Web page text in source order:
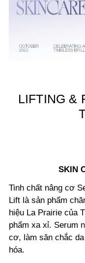
LIFTING &
SKIN
Tinh chất nâng cơ
Lift là sản phẩm
hiệu La Prairie của
phẩm xa xỉ. Serum
cơ, làm săn chắc
hóa.